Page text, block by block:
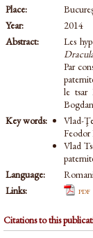
Place:
Year:
2014
Abstract:
Les
Par
le tsar
Key words:
Vlad-
Vlad
Language:
Links:
pdf
Citations to this